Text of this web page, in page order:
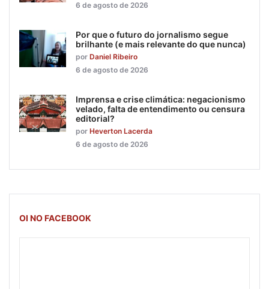
6 de agosto de 2026
Por que o futuro do jornalismo segue
brilhante (e mais relevante do que nunca)
por Daniel Ribeiro
6 de agosto de 2026
Imprensa e crise climática: negacionismo
velado, falta de entendimento ou censura
editorial?
por Heverton Lacerda
6 de agosto de 2026
OI NO FACEBOOK